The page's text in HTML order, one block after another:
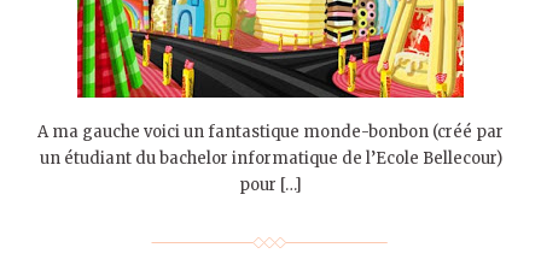
A ma gauche voici un fantastique monde-bonbon (créé par
un étudiant du bachelor informatique de l’Ecole Bellecour)
pour […]